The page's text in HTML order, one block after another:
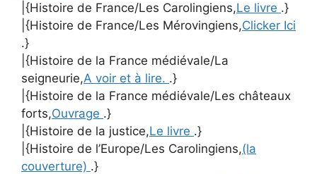
|{Histoire de France/Les Carolingiens,Le livre .}
|{Histoire de France/Les Mérovingiens,Clicker Ici
.}
|{Histoire de la France médiévale/La
seigneurie,A voir et à lire. .}
|{Histoire de la France médiévale/Les châteaux
forts,Ouvrage .}
|{Histoire de la justice,Le livre .}
|{Histoire de l’Europe/Les Carolingiens,(la
couverture) .}